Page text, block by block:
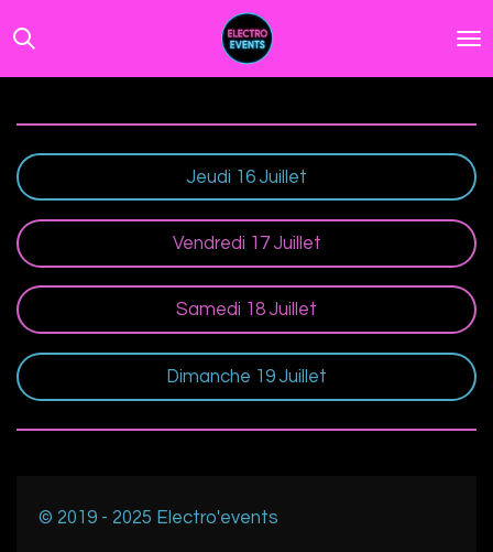
Passer
au
contenu
Jeudi 16 Juillet
Vendredi 17 Juillet
Samedi 18 Juillet
Dimanche 19 Juillet
© 2019 - 2025 Electro'events